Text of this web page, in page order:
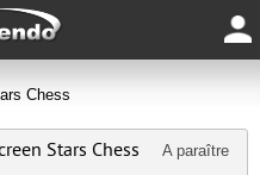
Chess
Stars Chess
A paraître